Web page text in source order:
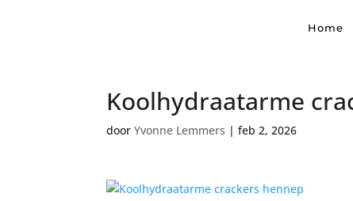
Home
Koolhydraatarme
doorYvonne Lemmers |feb 2, 2026